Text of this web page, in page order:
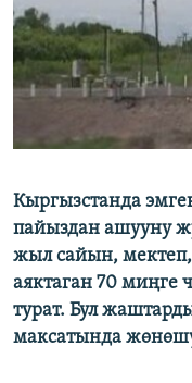
АЗАТТЫК+
ЫҢГАЙСЫЗ СУРООЛОР
ЭЕ/АРнун бардык
Кыргызстанда
пайыздан ашууну
жыл сайын,
аяктаган 70 миңге
турат. Бул
максатында